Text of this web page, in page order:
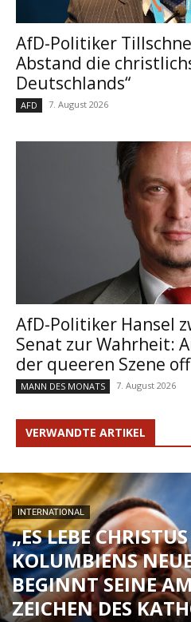
AfD-Politiker
Abstand die
Deutschlands“
AFD 7. August 2026
AfD-Politiker Hansel
Senat zur Wahrheit:
der queeren Szene
MANN DES MONATS 7. August 2026
VERWANDTE ARTIKEL
INTERNATIONAL
„ES LEBE
KOLUMBIENS
BEGINNT SEINE
ZEICHEN DES